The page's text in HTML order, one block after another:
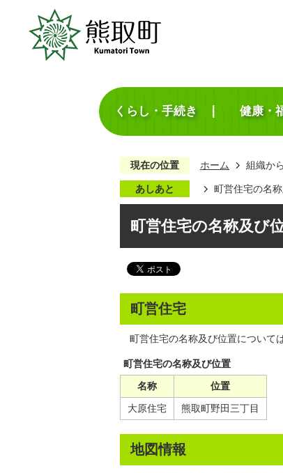
くらし・手続き 健康・
現在の位置 ホーム 組織か
あしあと 町営住宅の名
町営住宅の名称及び
町営住宅
町営住宅の名称及び位置について
町営住宅の名称及び位置
名称
位置
大原住宅
熊取町野田三丁目
地図情報